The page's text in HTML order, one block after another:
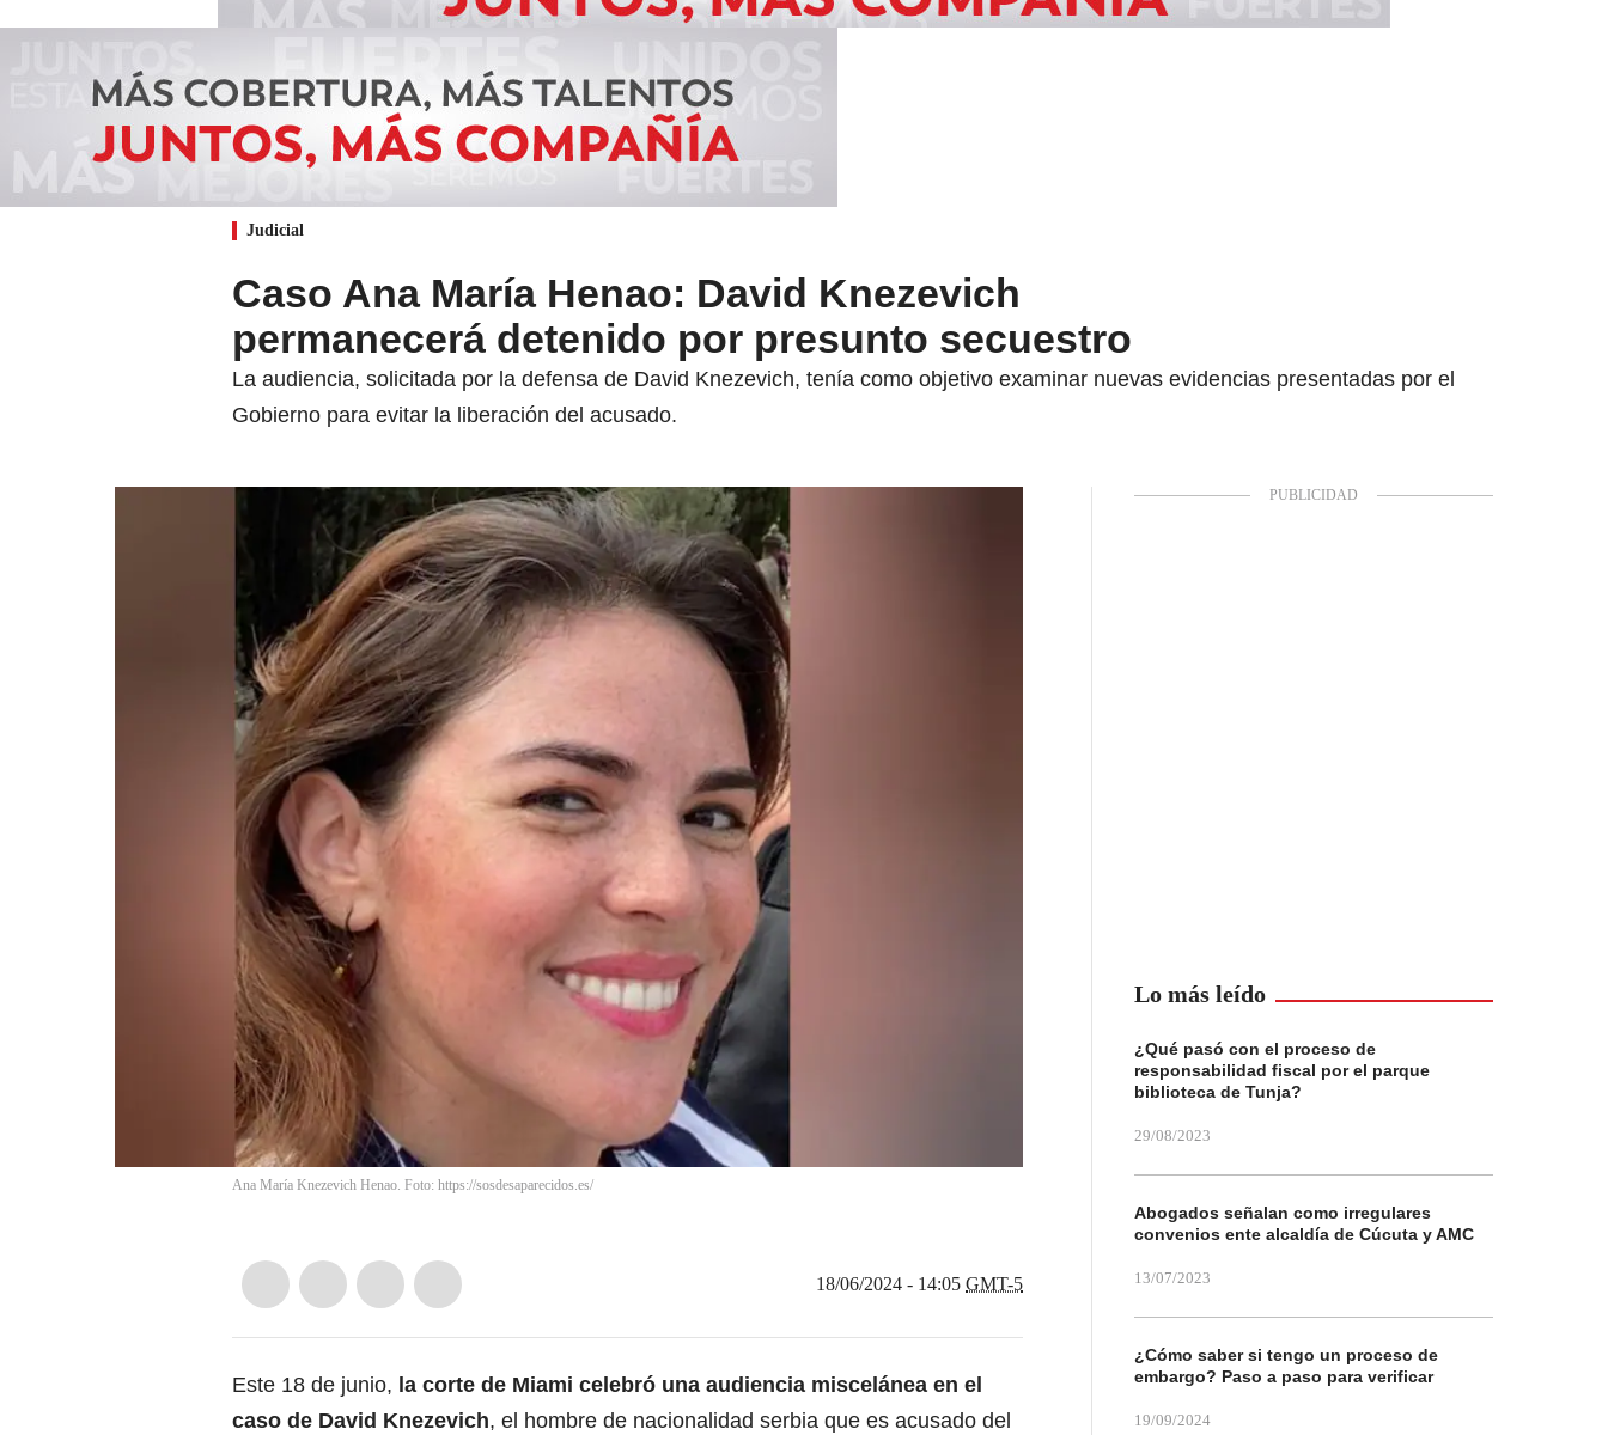
Judicial
Caso Ana María Henao: David Knezevich
permanecerá detenido por presunto secuestro
La audiencia, solicitada por la defensa de David Knezevich, tenía como objetivo examinar nuevas evidencias presentadas por el
Gobierno para evitar la liberación del acusado.
Ana María Knezevich Henao. Foto: https://sosdesaparecidos.es/
18/06/2024 - 14:05 GMT-5
Este 18 de junio, la corte de Miami celebró una audiencia miscelánea en el
caso de David Knezevich, el hombre de nacionalidad serbia que es acusado del
Lo más leído
¿Qué pasó con el proceso de
responsabilidad fiscal por el parque
biblioteca de Tunja?
29/08/2023
Abogados señalan como irregulares
convenios ente alcaldía de Cúcuta y AMC
13/07/2023
¿Cómo saber si tengo un proceso de
embargo? Paso a paso para verificar
19/09/2024